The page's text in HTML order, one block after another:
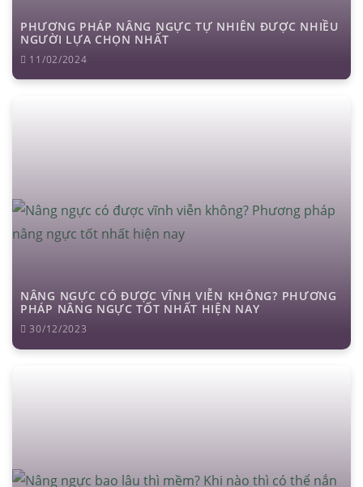
PHƯƠNG PHÁP NÂNG NGỰC TỰ NHIÊN ĐƯỢC NHIỀU
NGƯỜI LỰA CHỌN NHẤT
11/02/2024
NÂNG NGỰC CÓ ĐƯỢC VĨNH VIỄN KHÔNG? PHƯƠNG
PHÁP NÂNG NGỰC TỐT NHẤT HIỆN NAY
30/12/2023